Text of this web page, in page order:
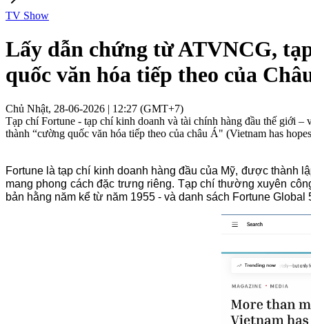
TV Show
Lấy dẫn chứng từ ATVNCG,
quốc văn hóa tiếp theo của
Chủ Nhật, 28-06-2026 | 12:27 (GMT+7)
Tạp chí Fortune - tạp chí kinh doanh và tài chính hàng đầu thế giới
thành “cường quốc văn hóa tiếp theo của châu Á" (Vietnam has
Fortune là tạp chí kinh doanh hàng đầu của Mỹ, được thành
mang phong cách đặc trưng riêng. Tạp chí thường xuyên
bản hằng năm kể từ năm 1955 - và danh sách Fortune